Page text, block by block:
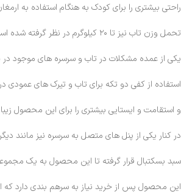
راحتی بیشتری را برای کودک به هنگام استفاده به
تحمل وزن تاب نیز تا ۲۰ کیلوگرم در نظر گرفته شده است.
یکی از عمده مشکلات در تاب و سرسره های موجود
استفاده از کفی دو تکه برای تاب و تیرک های عمودی
و استقامت و ایستایی بیشتری را برای این محصول
در کنار یکی از پنل های متصل به سرسره نیز مانند
سبد بسکتبال قرار گرفته تا این محصول به یک
این محصول پس از خرید نیاز به سرهم بندی دارد که